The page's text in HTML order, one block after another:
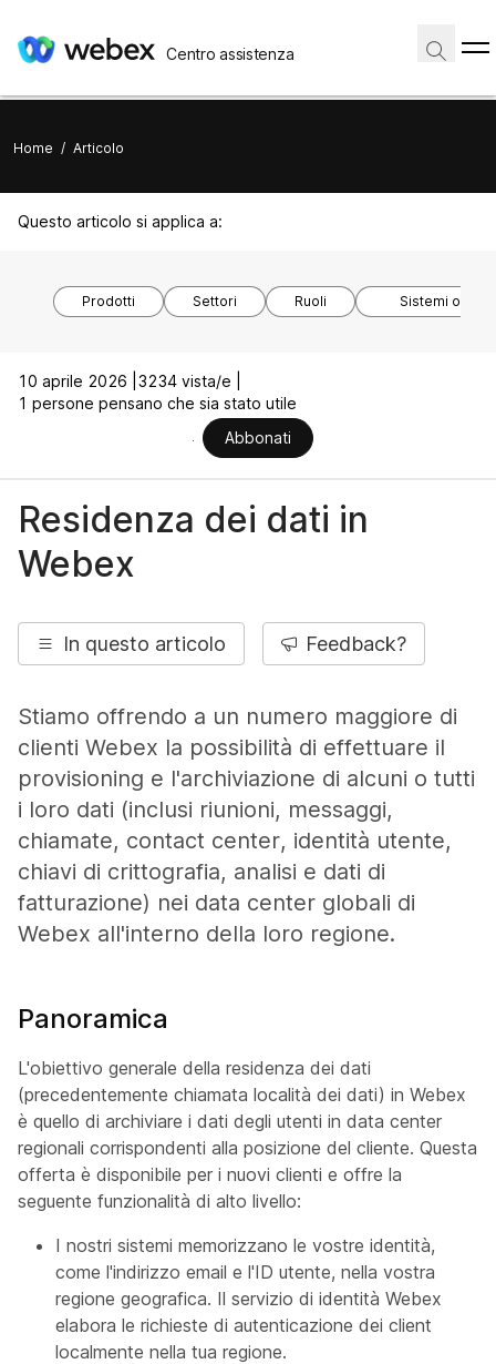
Centro assistenza
Home / Articolo
Questo articolo si applica a:
Prodotti Settori Ruoli Sistemi
10 aprile 2026 | 3234 vista/e |
1 persone pensano che sia stato utile
Abbonati
Residenza dei dati in
Webex
In questo articolo Feedback?
Stiamo offrendo a un numero maggiore di
clienti Webex la possibilità di effettuare il
provisioning e l'archiviazione di alcuni o tutti
i loro dati (inclusi riunioni, messaggi,
chiamate, contact center, identità utente,
chiavi di crittografia, analisi e dati di
fatturazione) nei data center globali di
Webex all'interno della loro regione.
Panoramica
L'obiettivo generale della residenza dei dati
(precedentemente chiamata località dei dati) in Webex
è quello di archiviare i dati degli utenti in data center
regionali corrispondenti alla posizione del cliente. Questa
offerta è disponibile per i nuovi clienti e offre la
seguente funzionalità di alto livello:
I nostri sistemi memorizzano le vostre identità,
come l'indirizzo email e l'ID utente, nella vostra
regione geografica. Il servizio di identità Webex
elabora le richieste di autenticazione dei client
localmente nella tua regione.